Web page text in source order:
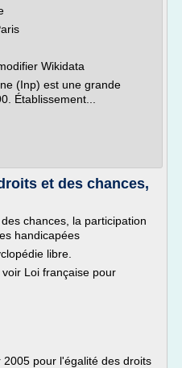
Wikidata
(Inp) est une grande
Établissement...
et des chances,
chances, la participation
handicapées
libre.
Loi française pour
pour l'égalité des droits